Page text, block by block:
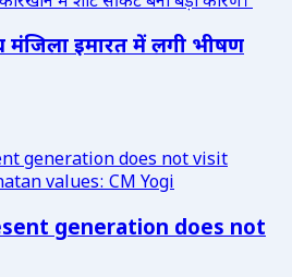
इमारत में लगी भीषण
generation does not